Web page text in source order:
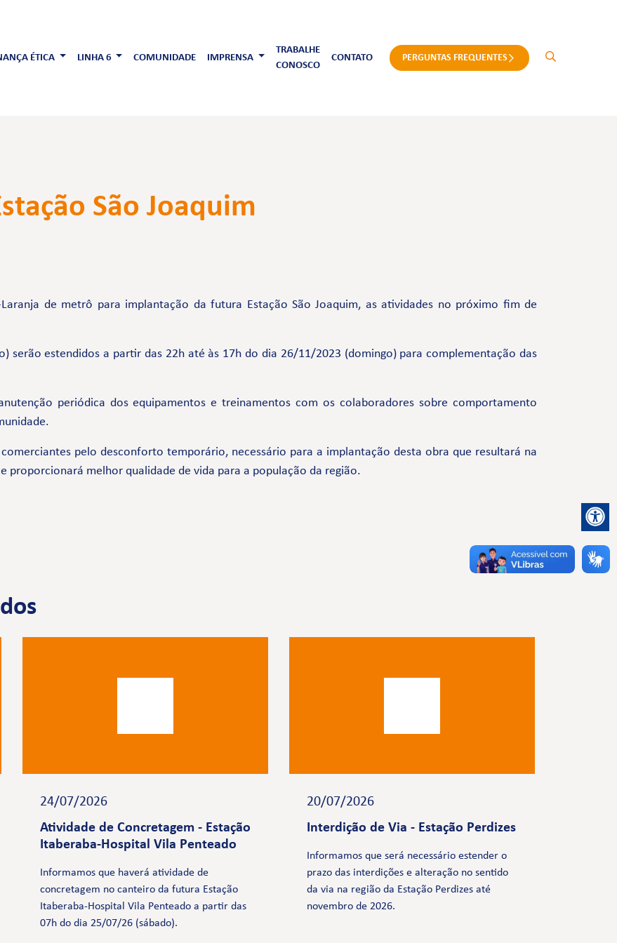
ÉTICA LINHA 6 COMUNIDADE IMPRENSA
TRABALHE
CONOSCO
CONTATO PERGUNTAS FREQUENTES
São Joaquim
de metrô para implantação da futura Estação São Joaquim, as atividades no próximo fim de
serão estendidos a partir das 22h até às 17h do dia 26/11/2023 (domingo) para complementação das
periódica dos equipamentos e treinamentos com os colaboradores sobre comportamento
pelo desconforto temporário, necessário para a implantação desta obra que resultará na
proporcionará melhor qualidade de vida para a população da região.
24/07/2026
Atividade de Concretagem - Estação
Itaberaba-Hospital Vila Penteado
Informamos que haverá atividade de
concretagem no canteiro da futura Estação
Itaberaba-Hospital Vila Penteado a partir das
07h do dia 25/07/26 (sábado).
20/07/2026
Interdição de Via - Estação Perdizes
Informamos que será necessário estender o
prazo das interdições e alteração no sentido
da via na região da Estação Perdizes até
novembro de 2026.